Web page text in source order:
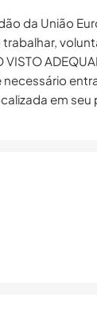
da União
VISTO
necessário
em seu